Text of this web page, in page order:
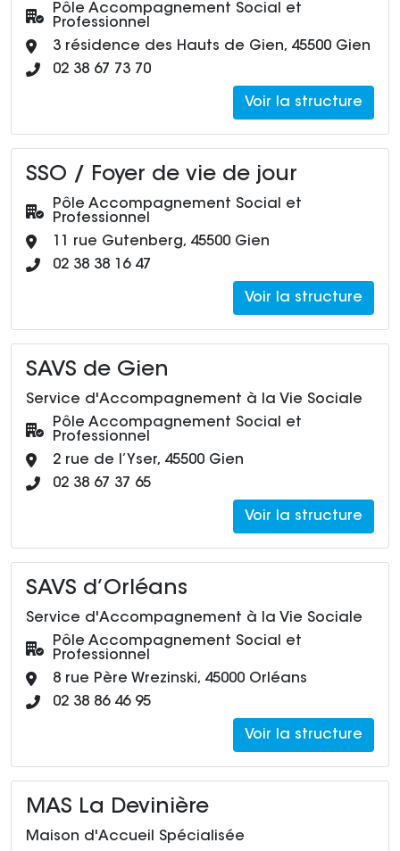
Pôle :
Pôle Accompagnement Social et
Professionnel
Adresse :
3 résidence des Hauts de Gien, 45500 Gien
Numéro de téléphone :
02 38 67 73 70
Voir la structure
SSO / Foyer de vie de jour
Pôle :
Pôle Accompagnement Social et
Professionnel
Adresse :
11 rue Gutenberg, 45500 Gien
Numéro de téléphone :
02 38 38 16 47
Voir la structure
SAVS de Gien
Service d'Accompagnement à la Vie Sociale
Pôle :
Pôle Accompagnement Social et
Professionnel
Adresse :
2 rue de l’Yser, 45500 Gien
Numéro de téléphone :
02 38 67 37 65
Voir la structure
SAVS d’Orléans
Service d'Accompagnement à la Vie Sociale
Pôle :
Pôle Accompagnement Social et
Professionnel
Adresse :
8 rue Père Wrezinski, 45000 Orléans
Numéro de téléphone :
02 38 86 46 95
Voir la structure
MAS La Devinière
Maison d'Accueil Spécialisée